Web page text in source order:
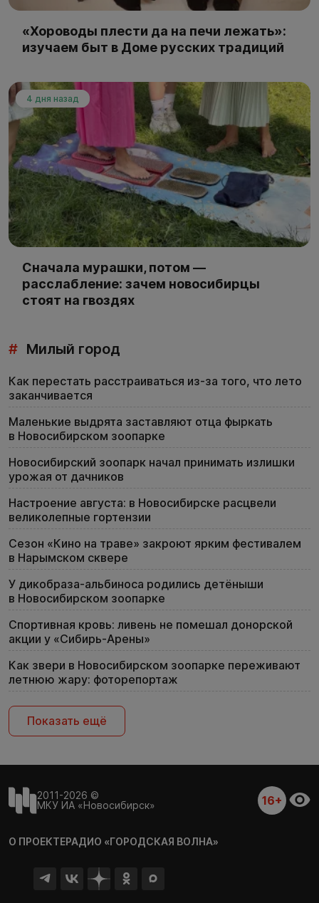
«Хороводы плести да на печи лежать»:
изучаем быт в Доме русских традиций
4 дня назад
Сначала мурашки, потом —
расслабление: зачем новосибирцы
стоят на гвоздях
# Милый город
Как перестать расстраиваться из-за того, что лето
заканчивается
Маленькие выдрята заставляют отца фыркать
в Новосибирском зоопарке
Новосибирский зоопарк начал принимать излишки
урожая от дачников
Настроение августа: в Новосибирске расцвели
великолепные гортензии
Сезон «Кино на траве» закроют ярким фестивалем
в Нарымском сквере
У дикобраза-альбиноса родились детёныши
в Новосибирском зоопарке
Спортивная кровь: ливень не помешал донорской
акции у «Сибирь-Арены»
Как звери в Новосибирском зоопарке переживают
летнюю жару: фоторепортаж
Показать ещё
2011-2026 ©
МКУ ИА «Новосибирск»
16+
О ПРОЕКТЕРАДИО «ГОРОДСКАЯ ВОЛНА»